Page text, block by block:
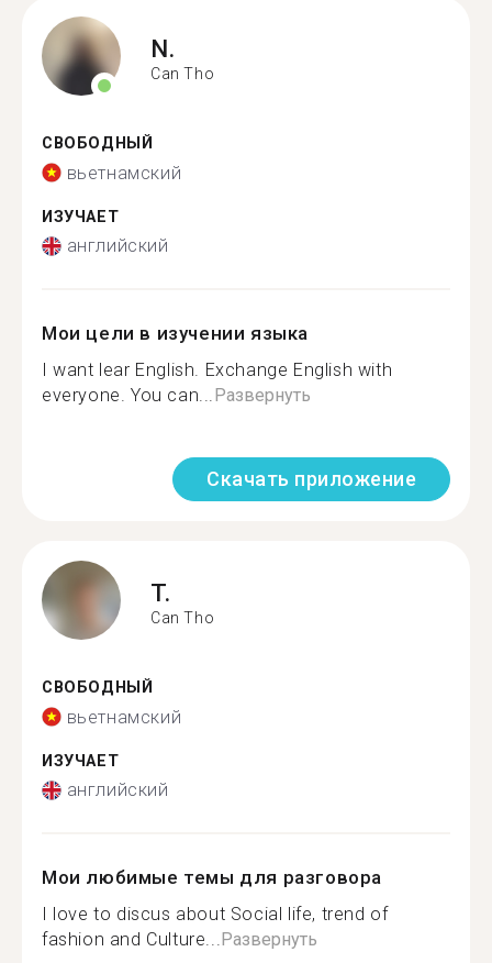
N.
Can Tho
СВОБОДНЫЙ
вьетнамский
ИЗУЧАЕТ
английский
Мои цели в изучении языка
I want lear English. Exchange English with
everyone. You can...Развернуть
Скачать приложение
T.
Can Tho
СВОБОДНЫЙ
вьетнамский
ИЗУЧАЕТ
английский
Мои любимые темы для разговора
I love to discus about Social life, trend of
fashion and Culture...Развернуть